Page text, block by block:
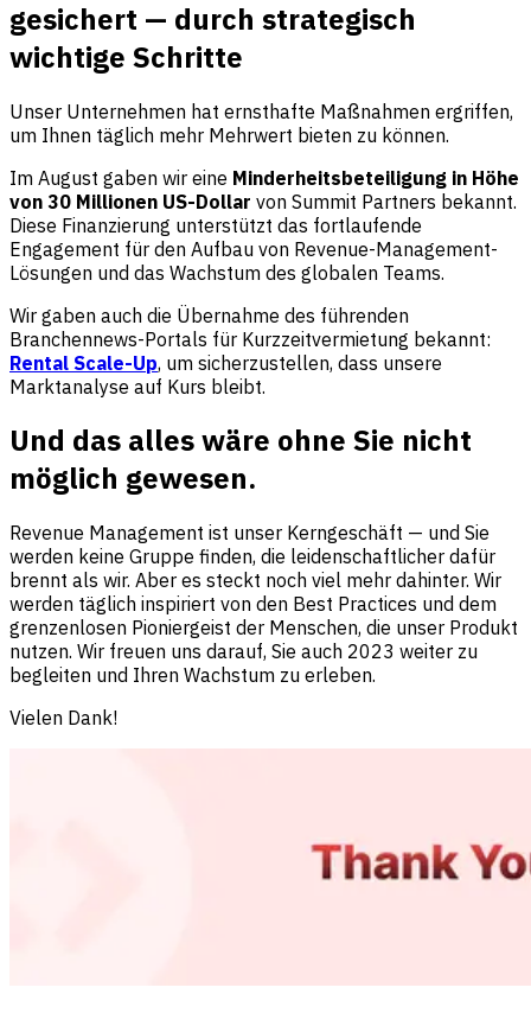
gesichert — durch strategisch
wichtige Schritte
Unser Unternehmen hat ernsthafte Maßnahmen ergriffen,
um Ihnen täglich mehr Mehrwert bieten zu können.
Im August gaben wir eine Minderheitsbeteiligung in Höhe
von 30 Millionen US-Dollar von Summit Partners bekannt.
Diese Finanzierung unterstützt das fortlaufende
Engagement für den Aufbau von Revenue-Management-
Lösungen und das Wachstum des globalen Teams.
Wir gaben auch die Übernahme des führenden
Branchennews-Portals für Kurzzeitvermietung bekannt:
Rental Scale-Up, um sicherzustellen, dass unsere
Marktanalyse auf Kurs bleibt.
Und das alles wäre ohne Sie nicht
möglich gewesen.
Revenue Management ist unser Kerngeschäft — und Sie
werden keine Gruppe finden, die leidenschaftlicher dafür
brennt als wir. Aber es steckt noch viel mehr dahinter. Wir
werden täglich inspiriert von den Best Practices und dem
grenzenlosen Pioniergeist der Menschen, die unser Produkt
nutzen. Wir freuen uns darauf, Sie auch 2023 weiter zu
begleiten und Ihren Wachstum zu erleben.
Vielen Dank!